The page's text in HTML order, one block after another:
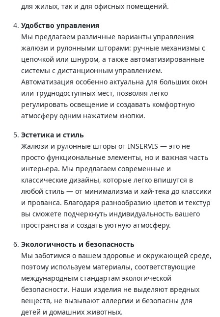
для жилых, так и для офисных помещений.
Удобство управления
Мы предлагаем различные варианты управления
жалюзи и рулонными шторами: ручные механизмы с
цепочкой или шнуром, а также автоматизированные
системы с дистанционным управлением.
Автоматизация особенно актуальна для больших окон
или труднодоступных мест, позволяя легко
регулировать освещение и создавать комфортную
атмосферу одним нажатием кнопки.
Эстетика и стиль
Жалюзи и рулонные шторы от INSERVIS — это не
просто функциональные элементы, но и важная часть
интерьера. Мы предлагаем современные и
классические дизайны, которые легко впишутся в
любой стиль — от минимализма и хай-тека до классики
и прованса. Благодаря разнообразию цветов и текстур
вы сможете подчеркнуть индивидуальность вашего
пространства и создать уютную атмосферу.
Экологичность и безопасность
Мы заботимся о вашем здоровье и окружающей среде,
поэтому используем материалы, соответствующие
международным стандартам экологической
безопасности. Наши изделия не выделяют вредных
веществ, не вызывают аллергии и безопасны для
детей и домашних животных.